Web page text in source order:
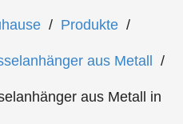
/ Produkte /
aus Metall /
aus Metall in